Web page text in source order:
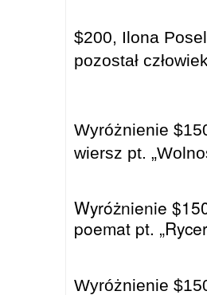
$200, Ilona
pozostał
Wyróżnienie
wiersz pt.
Wyróżnienie
poemat pt.
Wyróżnienie